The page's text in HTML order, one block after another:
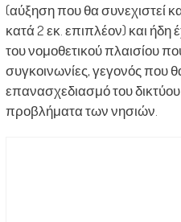
(αύξηση που θα συνεχιστεί
κατά 2 εκ. επιπλέον) και ήδη
του νομοθετικού πλαισίου
συγκοινωνίες, γεγονός που
επανασχεδιασμό του
προβλήματα των νησιών.